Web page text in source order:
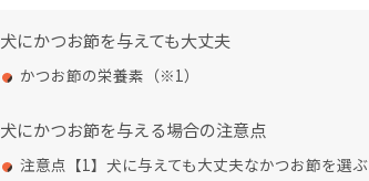
犬にかつお節を与えても大丈夫
かつお節の栄養素（※1）
犬にかつお節を与える場合の注意点
注意点【1】犬に与えても大丈夫なかつお節を選ぶ